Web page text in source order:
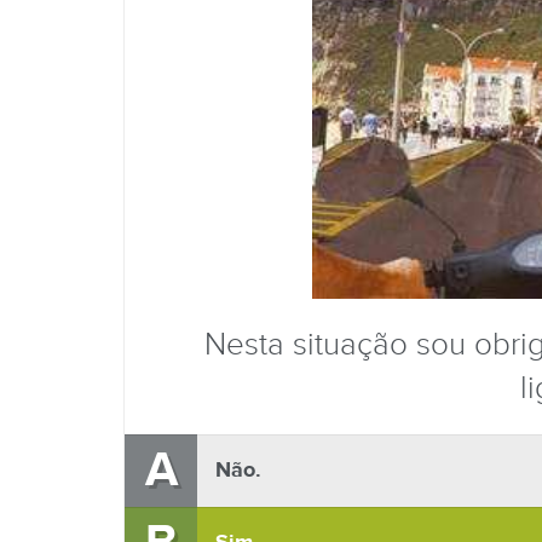
Nesta situação sou
A Não.